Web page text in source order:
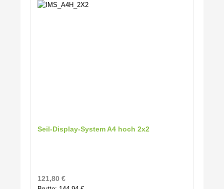
Seil-Display-System A4 hoch 2x2
Regulärer Preis:
121,80 €